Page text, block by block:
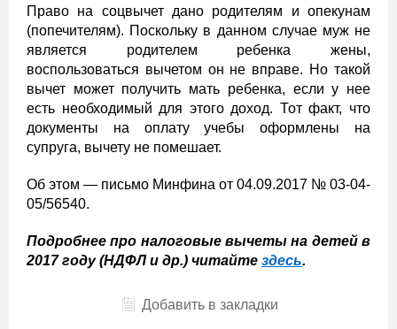
Право на соцвычет дано родителям и опекунам
(попечителям). Поскольку в данном случае муж не
является родителем ребенка жены,
воспользоваться вычетом он не вправе. Но такой
вычет может получить мать ребенка, если у нее
есть необходимый для этого доход. Тот факт, что
документы на оплату учебы оформлены на
супруга, вычету не помешает.
Об этом — письмо Минфина от 04.09.2017 № 03-04-
05/56540.
Подробнее про налоговые вычеты на детей в
2017 году (НДФЛ и др.) читайте здесь.
Добавить в закладки